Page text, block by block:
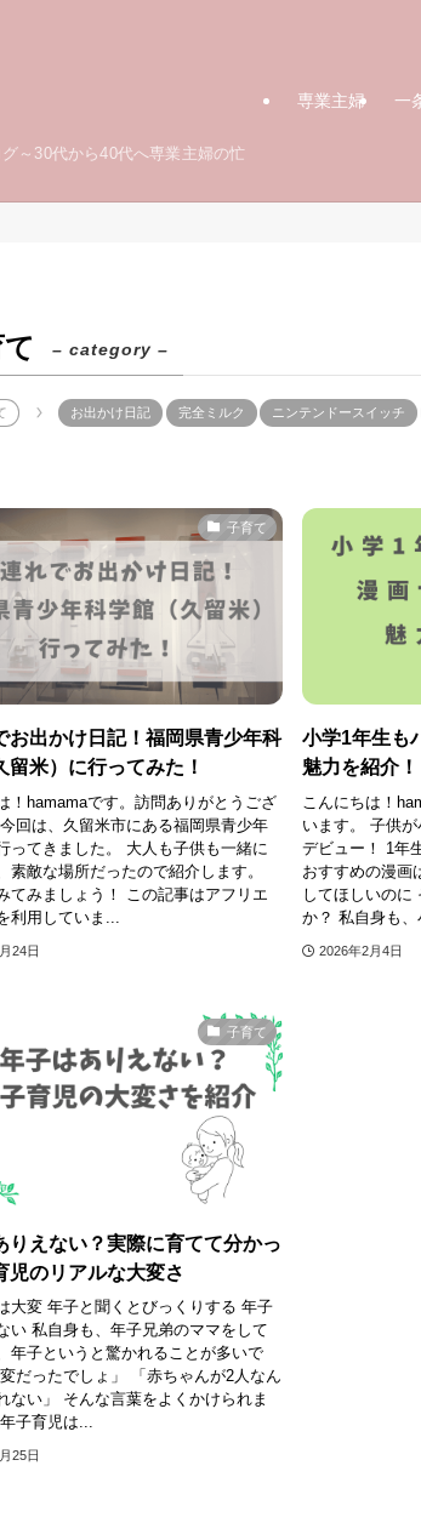
～30代から40代へ専業主婦の忙
専業主婦 一
– category –
お出かけ日記 完全ミルク ニンテンドースイッチ
子育て
お出かけ日記！福岡県青少年科
留米）に行ってみた！
！hamamaです。訪問ありがとうござ
回は、久留米市にある福岡県青少年
ってきました。 大人も子供も一緒に
素敵な場所だったので紹介します。
てみましょう！ この記事はアフリエ
利用していま...
24日
小学1年生も
魅力を紹介！
こんにちは！
います。 子供
デビュー！ 1年
おすすめの漫画
してほしいのに
か？ 私自身も、
2026年2月4日
子育て
りえない？実際に育てて分かっ
児のリアルな大変さ
大変 年子と聞くとびっくりする 年子
い 私自身も、年子兄弟のママをして
年子というと驚かれることが多いで
だったでしょ」 「赤ちゃんが2人なん
ない」 そんな言葉をよくかけられま
子育児は...
25日